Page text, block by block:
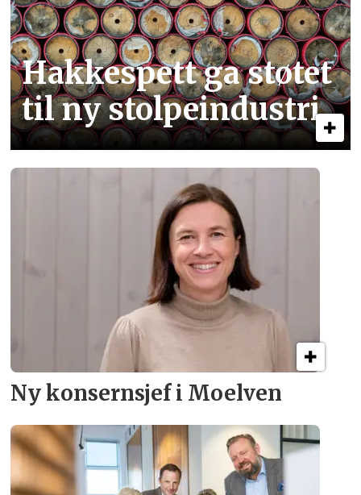
Hakkespett ga støtet
til ny stolpe­industri
Ny konsern­sjef i Moelven